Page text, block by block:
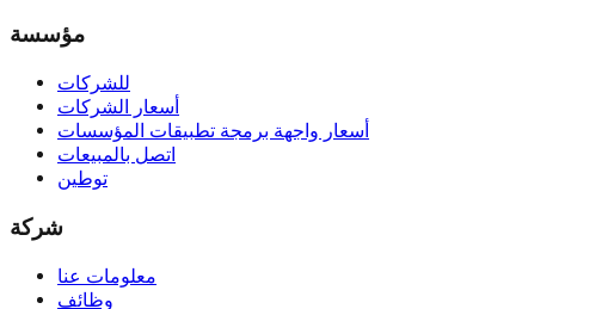
مؤسسة
للشركات
أسعار الشركات
أسعار واجهة برمجة تطبيقات المؤسسات
اتصل بالمبيعات
توطين
شركة
معلومات عنا
وظائف